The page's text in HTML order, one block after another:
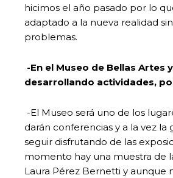
hicimos el año pasado por lo
adaptado a la nueva realidad
problemas.
-En el Museo de Bellas Artes
desarrollando actividades,
-El Museo será uno de los
darán conferencias y a la vez la
seguir disfrutando de las
momento hay una muestra de
Laura Pérez Bernetti y aunque